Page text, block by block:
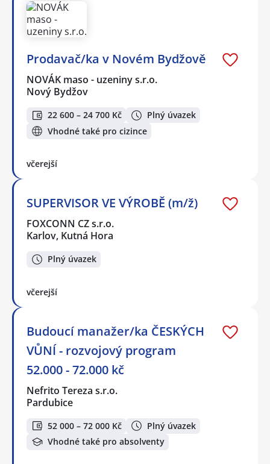
Prodavač/ka v Novém Bydžově
NOVÁK maso - uzeniny s.r.o.
Nový Bydžov
22 600 – 24 700 Kč
Plný úvazek
Vhodné také pro cizince
včerejší
SUPERVISOR VE VÝROBĚ (m/ž)
FOXCONN CZ s.r.o.
Karlov, Kutná Hora
Plný úvazek
včerejší
Budoucí manažer/ka ČESKÝCH
VŮNÍ - rozvojový program
52.000 - 72.000 kč
Nefrito Tereza s.r.o.
Pardubice
52 000 – 72 000 Kč
Plný úvazek
Vhodné také pro absolventy